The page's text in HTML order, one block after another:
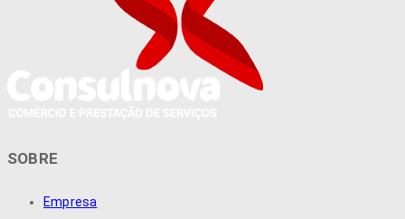
SOBRE
Empresa